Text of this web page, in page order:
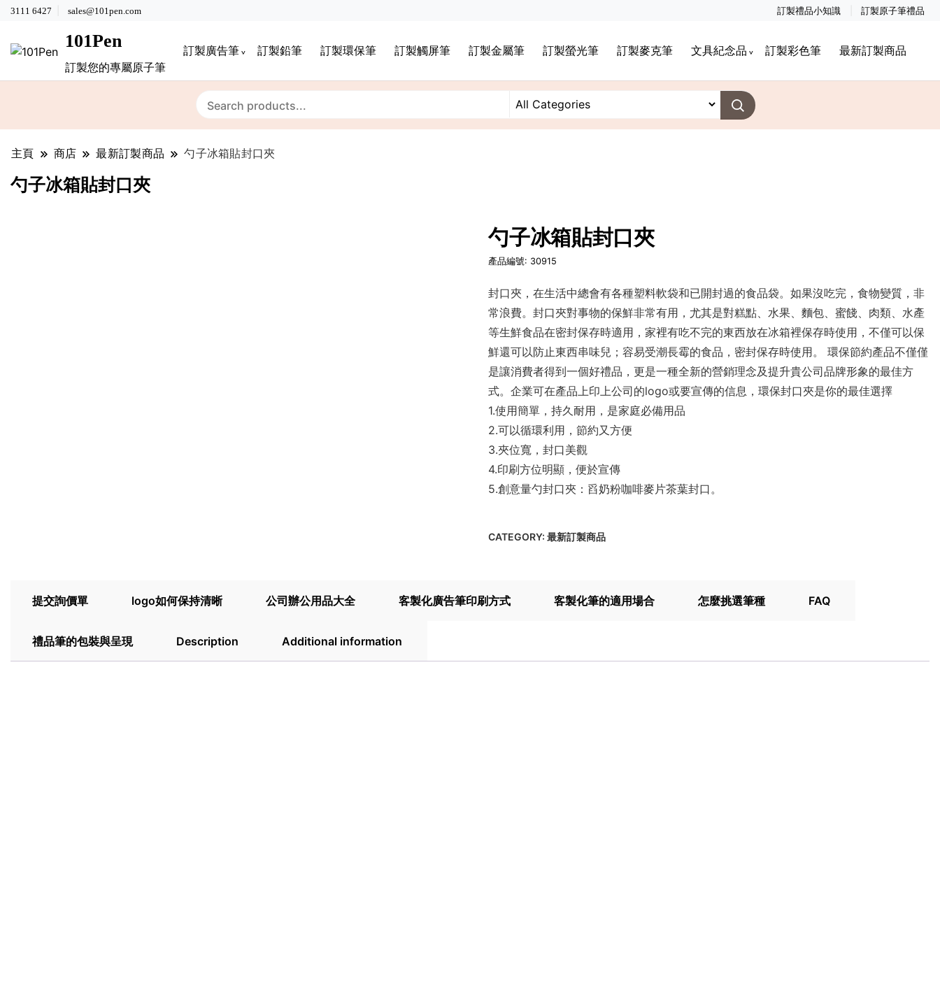
3111 6427 sales@101pen.com 訂製禮品小知識 訂製原子筆禮品
101Pen
訂製您的專屬原子筆
訂製廣告筆 訂製鉛筆 訂製環保筆 訂製觸屏筆 訂製金屬筆 訂製螢光筆 訂製麥克筆 文具紀念品 訂製彩色筆 最新訂製商品
主頁 商店 最新訂製商品 勺子冰箱貼封口夾
勺子冰箱貼封口夾
勺子冰箱貼封口夾
產品編號: 30915
封口夾，在生活中總會有各種塑料軟袋和已開封過的食品袋。如果沒吃完，食物變質，非
常浪費。封口夾對事物的保鮮非常有用，尤其是對糕點、水果、麵包、蜜餞、肉類、水產
等生鮮食品在密封保存時適用，家裡有吃不完的東西放在冰箱裡保存時使用，不僅可以保
鮮還可以防止東西串味兒；容易受潮長霉的食品，密封保存時使用。 環保節約產品不僅僅
是讓消費者得到一個好禮品，更是一種全新的營銷理念及提升貴公司品牌形象的最佳方
式。企業可在產品上印上公司的logo或要宣傳的信息，環保封口夾是你的最佳選擇
1.使用簡單，持久耐用，是家庭必備用品
2.可以循環利用，節約又方便
3.夾位寬，封口美觀
4.印刷方位明顯，便於宣傳
5.創意量勺封口夾：舀奶粉咖啡麥片茶葉封口。
CATEGORY:最新訂製商品
提交詢價單 logo如何保持清晰 公司辦公用品大全 客製化廣告筆印刷方式 客製化筆的適用場合 怎麼挑選筆種 FAQ
禮品筆的包裝與呈現 Description Additional information